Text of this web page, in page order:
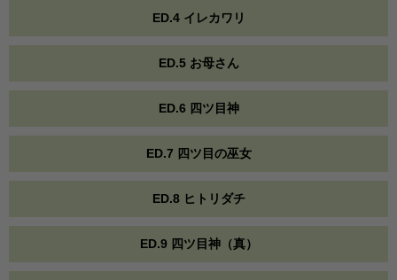
ED.4 イレカワリ
ED.5 お母さん
ED.6 四ツ目神
ED.7 四ツ目の巫女
ED.8 ヒトリダチ
ED.9 四ツ目神（真）